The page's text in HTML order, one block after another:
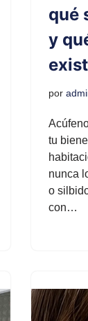
qué
y
por
tu
nunca
o
con…